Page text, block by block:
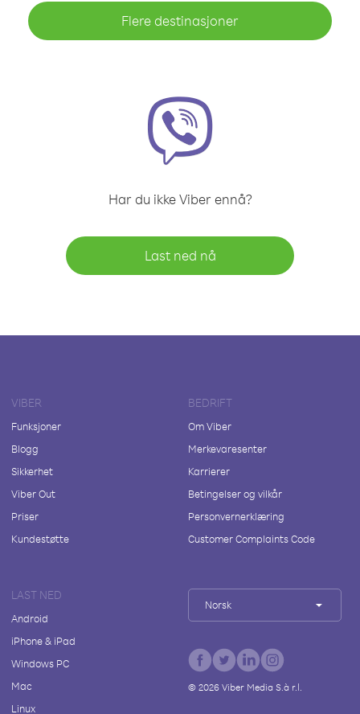
Flere destinasjoner
Har du ikke Viber ennå?
Last ned nå
VIBER
Funksjoner
Blogg
Sikkerhet
Viber Out
Priser
Kundestøtte
BEDRIFT
Om Viber
Merkevaresenter
Karrierer
Betingelser og vilkår
Personvernerklæring
Customer Complaints Code
LAST NED
Android
iPhone & iPad
Windows PC
Mac
Linux
Norsk
© 2026Viber Media S.à r.l.